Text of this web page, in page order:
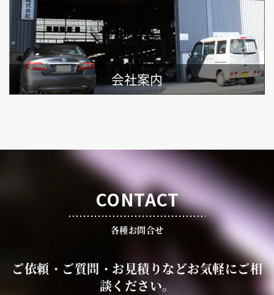
会社案内
CONTACT
各種お問合せ
ご依頼・ご質問・お見積りなどお気軽にご相
談ください。